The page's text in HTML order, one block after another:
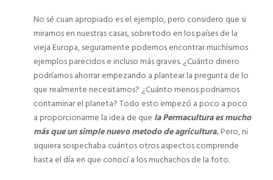
No sé cuan apropiado es el ejemplo, pero considero que si
miramos en nuestras casas, sobretodo en los países de la
vieja Europa, seguramente podemos encontrar muchísimos
ejemplos parecidos e incluso más graves. ¿Cuánto dinero
podríamos ahorrar empezando a plantear la pregunta de lo
que realmente necesitamos? ¿Cuánto menos podriamos
contaminar el planeta? Todo esto empezó a poco a poco
a proporcionarme la idea de que la Permacultura es mucho
más que un simple nuevo metodo de agricultura.Pero, ni
siquiera sospechaba cuántos otros aspectos comprende
hasta el día en que conocí a los muchachos de la foto.